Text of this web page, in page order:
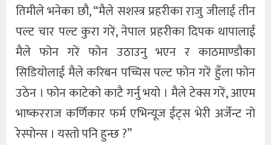
तिमीले भनेका छौ, “मैले सशस्त्र प्रहरीका राजु जीलाई तीन
पल्ट चार पल्ट कुरा गरें, नेपाल प्रहरीका दिपक थापालाई
मैले फोन गरें फोन उठाउनु भएन र काठमाण्डौका
सिडियोलाई मैले करिबन पच्चिस पल्ट फोन गरें हुँला फोन
उठेन । फोन काटेको काटै गर्नु भयो । मैले टेक्स गरें, आएम
भाष्करराज कर्णिकार फर्म एभिन्यूज ईट्स भेरी अर्जेन्ट नो
रेस्पोन्स । यस्तो पनि हुन्छ ?”